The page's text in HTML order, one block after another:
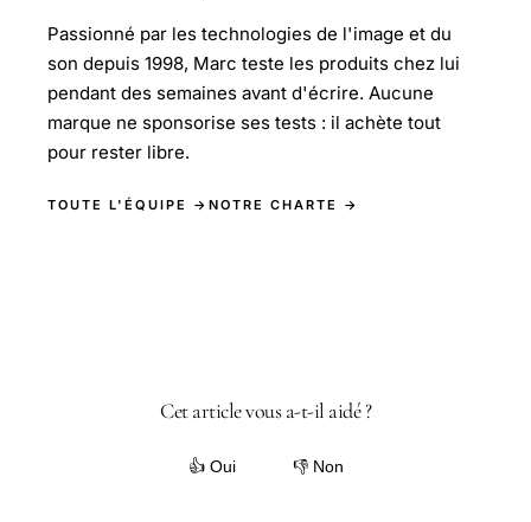
Passionné par les technologies de l'image et du
son depuis 1998, Marc teste les produits chez lui
pendant des semaines avant d'écrire. Aucune
marque ne sponsorise ses tests : il achète tout
pour rester libre.
TOUTE L'ÉQUIPE → NOTRE CHARTE →
Cet article vous a-t-il aidé ?
👍 Oui 👎 Non